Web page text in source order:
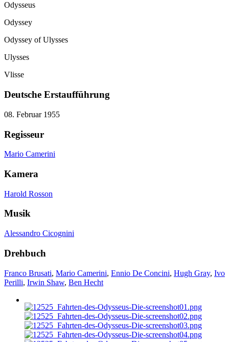
Odysseus
Odyssey
Odyssey of Ulysses
Ulysses
Vlisse
Deutsche Erstaufführung
08. Februar 1955
Regisseur
Mario Camerini
Kamera
Harold Rosson
Musik
Alessandro Cicognini
Drehbuch
Franco Brusati, Mario Camerini, Ennio De Concini, Hugh Gray, Ivo
Perilli, Irwin Shaw, Ben Hecht